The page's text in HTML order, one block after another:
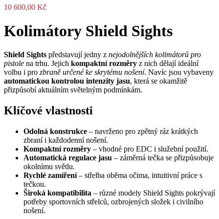
10 600,00 Kč
Kolimátory Shield Sights
Shield Sights představují jedny z nejodolnějších kolimátorů pro
pistole na trhu. Jejich kompaktní rozměry z nich dělají ideální
volbu i pro zbraně určené ke skrytému nošení. Navíc jsou vybaveny
automatickou kontrolou intenzity jasu, která se okamžitě
přizpůsobí aktuálním světelným podmínkám.
Klíčové vlastnosti
Odolná konstrukce – navrženo pro zpětný ráz krátkých
zbraní i každodenní nošení.
Kompaktní rozměry – vhodné pro EDC i služební použití.
Automatická regulace jasu – záměrná tečka se přizpůsobuje
okolnímu světlu.
Rychlé zamíření– střelba oběma očima, intuitivní práce s
tečkou.
Široká kompatibilita – různé modely Shield Sights pokrývají
potřeby sportovních střelců, ozbrojených složek i civilního
nošení.